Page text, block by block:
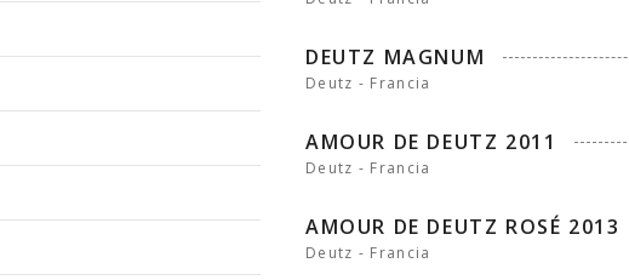
DEUTZ MAGNUM
Deutz - Francia
AMOUR DE DEUTZ 2011
Deutz - Francia
AMOUR DE DEUTZ ROSÉ 2013
Deutz - Francia